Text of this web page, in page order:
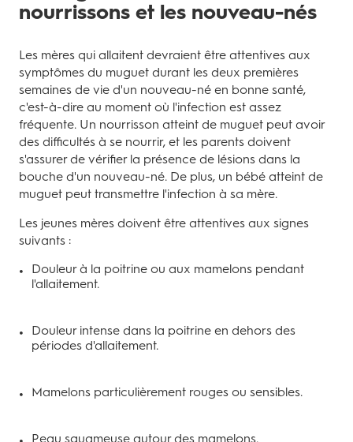
nourrissons et les nouveau-nés
Les mères qui allaitent devraient être attentives aux
symptômes du muguet durant les deux premières
semaines de vie d'un nouveau-né en bonne santé,
c'est-à-dire au moment où l'infection est assez
fréquente. Un nourrisson atteint de muguet peut avoir
des difficultés à se nourrir, et les parents doivent
s'assurer de vérifier la présence de lésions dans la
bouche d'un nouveau-né. De plus, un bébé atteint de
muguet peut transmettre l'infection à sa mère.
Les jeunes mères doivent être attentives aux signes
suivants :
Douleur à la poitrine ou aux mamelons pendant
l'allaitement.
Douleur intense dans la poitrine en dehors des
périodes d'allaitement.
Mamelons particulièrement rouges ou sensibles.
Peau squameuse autour des mamelons.